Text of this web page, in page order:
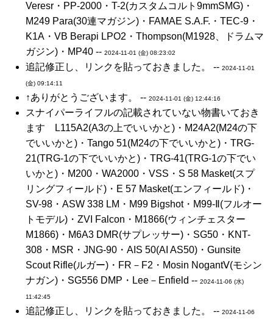
Veresr・PP-2000・T-2(カスタムコルト9mmSMG)・
M249 Para(30連マガジン)・FAMAE S.A.F.・TEC-9・
K1A・VB Berapi LPO2・Thompson(M1928、ドラムマ
ガジン)・MP40 -- 2024-11-01 (金) 08:23:02
追記修正し、リンクを貼っておきました。 -- 2024-11-01
(金) 09:14:11
↑ありがとうございます。 -- 2024-11-01 (金) 12:44:16
スナイパーライフルの記載されていない物書いておき
ます L115A2(A3の上でいいかと)・M24A2(M24の下
でいいかと)・Tango 51(M24の下でいいかと)・TRG-
21(TRG-1の下でいいかと)・TRG-41(TRG-1の下でい
いかと)・M200・WA2000・VSS・S 58 Masket(スプ
リングフィールド)・E 57 Masket(エンフィールド)・
SV-98・ASW 338 LM・M99 Bigshot・M99-Ⅱ(フルオー
トモデル)・ZVI Falcon・M1866(ウィンチェスター
M1866)・M6A3 DMR(サプレッサー)・SG50・KNT-
308・MSR・JNG-90・AIS 50(AI AS50)・Gunsite
Scout Rifle(ルガー)・FR－F2・Mosin NogantⅤ(モシン
ナガン)・SG556 DMP・Lee－Enfield -- 2024-11-06 (水)
11:42:45
追記修正し、リンクを貼っておきました。 -- 2024-11-06